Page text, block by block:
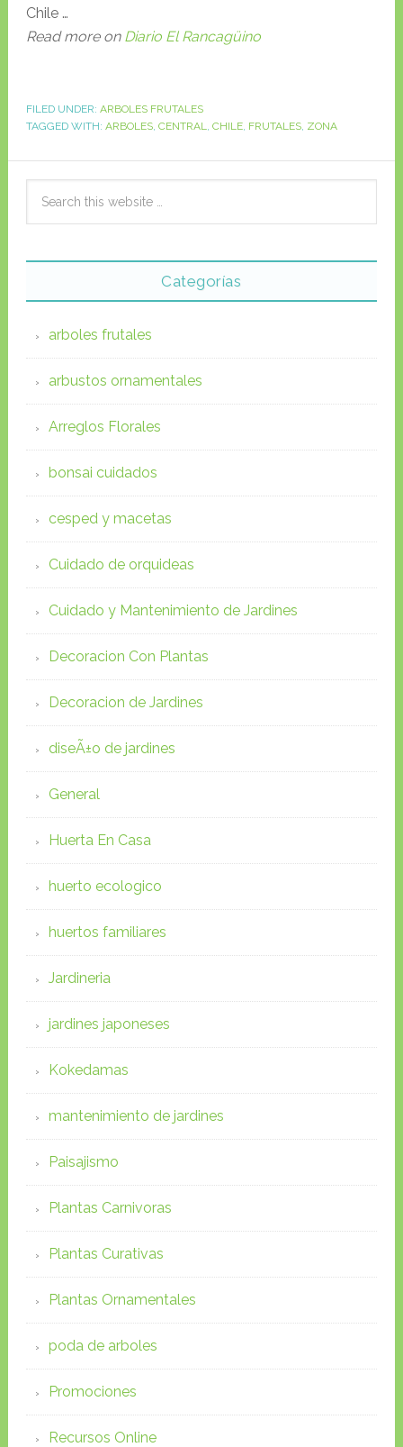
Chile …
Read more on Diario El Rancagüino
FILED UNDER: ARBOLES FRUTALES
TAGGED WITH: ARBOLES, CENTRAL, CHILE, FRUTALES, ZONA
Categorías
arboles frutales
arbustos ornamentales
Arreglos Florales
bonsai cuidados
cesped y macetas
Cuidado de orquideas
Cuidado y Mantenimiento de Jardines
Decoracion Con Plantas
Decoracion de Jardines
diseÃ±o de jardines
General
Huerta En Casa
huerto ecologico
huertos familiares
Jardineria
jardines japoneses
Kokedamas
mantenimiento de jardines
Paisajismo
Plantas Carnivoras
Plantas Curativas
Plantas Ornamentales
poda de arboles
Promociones
Recursos Online